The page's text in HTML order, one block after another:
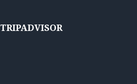
TRIPADVISOR